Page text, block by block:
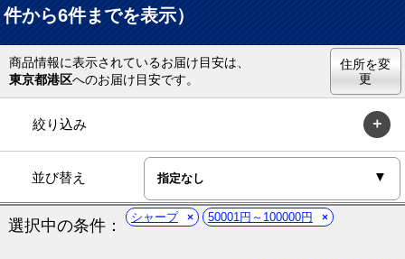
件から6件までを表示）
商品情報に表示されているお届け目安は、
東京都港区へのお届け目安です。
住所を変
更
絞り込み
並び替え
選択中の条件： シャープ 50001円～100000円